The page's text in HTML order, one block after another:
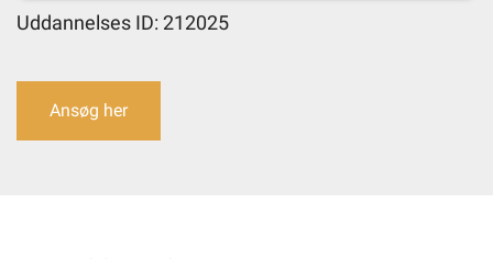
Om kommunen
Uddannelses ID: 212025
Ansøg her